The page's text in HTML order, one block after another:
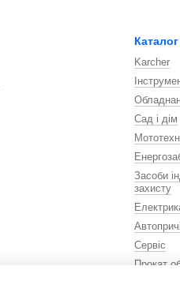
Каталог
Karcher
Сад і дім
Засоби
захисту
Сервіс
Прокат